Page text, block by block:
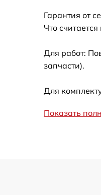
Ремонт
других
Замена
Ремонт
Гарантия от
Что
Для работ:
запчасти).
Для
Показать